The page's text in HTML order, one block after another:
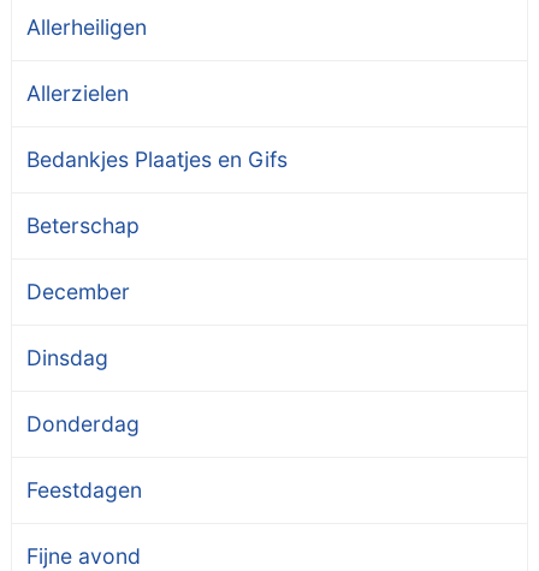
Allerheiligen
Allerzielen
Bedankjes Plaatjes en Gifs
Beterschap
December
Dinsdag
Donderdag
Feestdagen
Fijne avond